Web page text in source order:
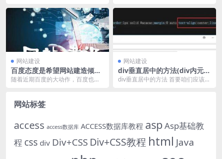
量网站可靠性的一个重...
网站建设
百度态度是希望网站建造倾向
用户
随着近期百度的大动作，百度也再
网站建设
div垂直居中的方法(div内元素
整体居中)
div垂直居中的方法 首要咱们应该知
网站标签
access access数据库 ACCESS数据库教程 asp Asp基础教
程 css div Div+CSS Div+CSS教程 html Java